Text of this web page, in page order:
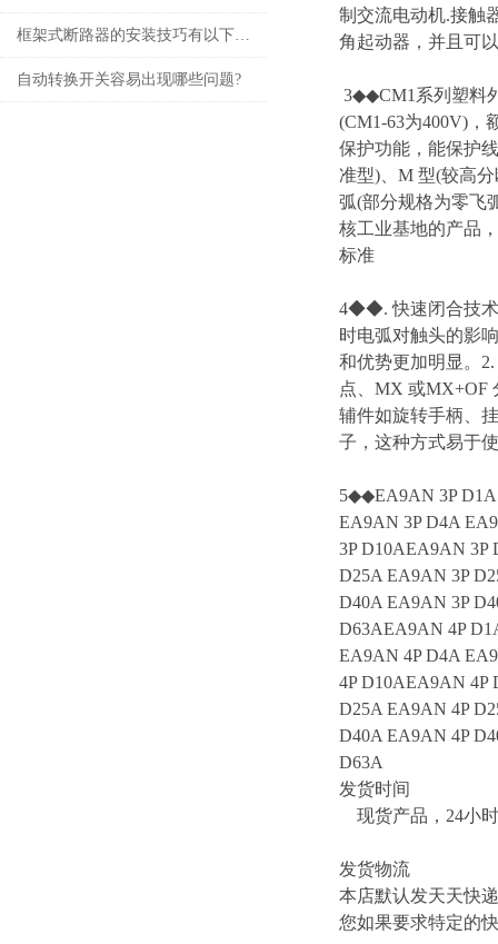
框架式断路器的安装技巧有以下这些
自动转换开关容易出现哪些问题?
制交流电动机.接触
角起动器，并且可
3◆◆CM1系列塑料
(CM1-63为400V)，
保护功能，能保护
准型)、M 型(较高
弧(部分规格为零飞
核工业基地的产品
标准
4◆◆. 快速闭合技术
时电弧对触头的影
和优势更加明显。
点、MX 或MX+OF
辅件如旋转手柄、
子，这种方式易于
5◆◆EA9AN 3P D1A
EA9AN 3P D4A
3P D10AEA9AN 3P
D25A EA9AN 3P
D40A EA9AN 3P
D63AEA9AN 4P
EA9AN 4P D4A
4P D10AEA9AN 4P
D25A EA9AN 4P
D40A EA9AN 4P
D63A
发货时间
现货产品，24小
发货物流
本店默认发天天快
您如果要求特定的